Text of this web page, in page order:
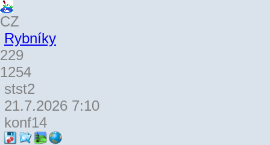
CZ
Rybníky
229
1254
stst2
21.7.2026 7:10
konf14